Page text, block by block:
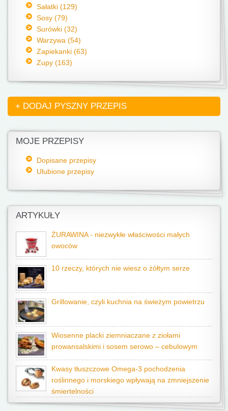
Sałatki (129)
Sosy (79)
Surówki (32)
Warzywa (54)
Zapiekanki (63)
Zupy (163)
+ DODAJ PYSZNY PRZEPIS
MOJE PRZEPISY
Dopisane przepisy
Ulubione przepisy
ARTYKUŁY
ŻURAWINA - niezwykłe właściwości małych
owoców
10 rzeczy, których nie wiesz o żółtym serze
Grillowanie, czyli kuchnia na świeżym powietrzu
Wiosenne placki ziemniaczane z ziołami
prowansalskimi i sosem serowo – cebulowym
Kwasy tłuszczowe Omega-3 pochodzenia
roślinnego i morskiego wpływają na zmniejszenie
śmiertelności